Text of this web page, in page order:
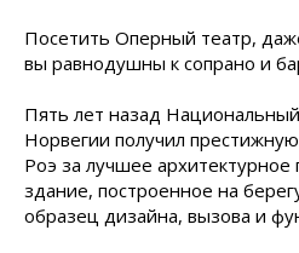
Посетить Оперный театр,
вы равнодушны к сопрано и
Пять лет назад
Норвегии получил
Роэ за лучшее
здание, построенное на
образец дизайна, вызова и